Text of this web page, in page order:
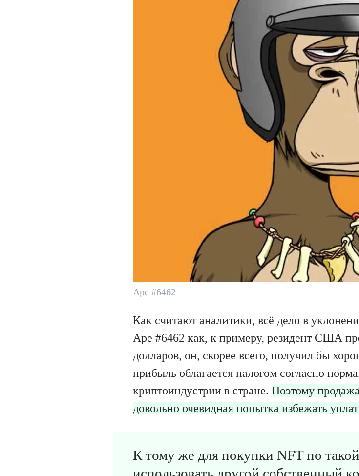
Ape #6462
Как считают аналитики, всё дело в
Ape #6462 как, к примеру, резидент США
долларов, он, скорее всего, получил бы
прибыль облагается налогом согласно
криптоиндустрии в стране. Поэтому
довольно очевидная попытка избежать
К тому же для покупки NFT по